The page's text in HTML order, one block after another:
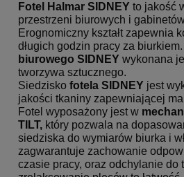
Fotel Halmar SIDNEY to jakość
przestrzeni biurowych i
Erognomiczny kształt zapewnia
długich godzin pracy za
biurowego SIDNEY wykonana
tworzywa sztucznego.
Siedzisko fotela SIDNEY jest
jakości tkaniny zapewniającej
Fotel wyposażony jest w
TILT, który pozwala na
siedziska do wymiarów biurka i
zagwarantuje zachowanie
czasie pracy, oraz odchylanie do